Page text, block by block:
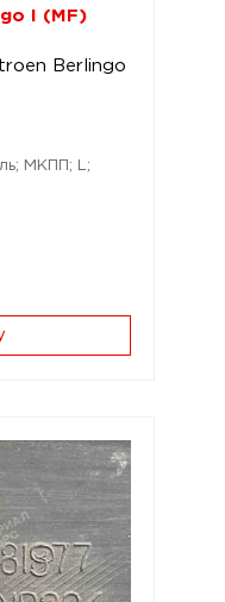
I (MF)
Berlingo
МКПП; L;